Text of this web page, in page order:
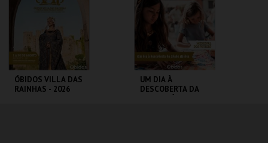
PRODUTOS
ÓBIDOS VILLA DAS
RAINHAS - 2026
UM DIA À
DESCOBERTA DA